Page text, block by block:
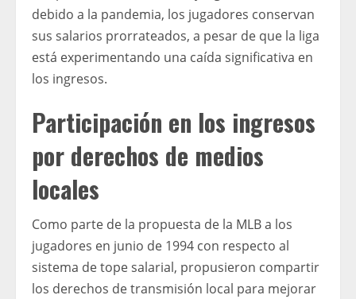
debido a la pandemia, los jugadores conservan
sus salarios prorrateados, a pesar de que la liga
está experimentando una caída significativa en
los ingresos.
Participación en los ingresos
por derechos de medios
locales
Como parte de la propuesta de la MLB a los
jugadores en junio de 1994 con respecto al
sistema de tope salarial, propusieron compartir
los derechos de transmisión local para mejorar